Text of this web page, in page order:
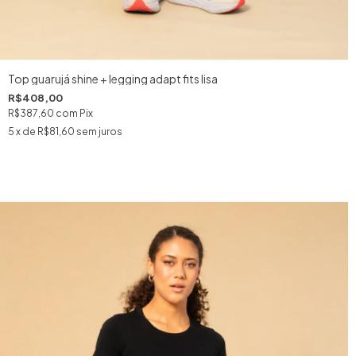
Top guarujá shine + legging adapt fits lisa
R$408,00
R$387,60 com Pix
5 x de R$81,60 sem juros